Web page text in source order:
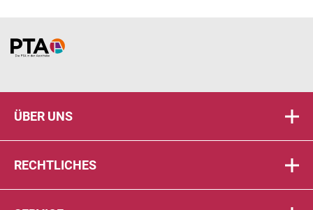
Home
ÜBER UNS
RECHTLICHES